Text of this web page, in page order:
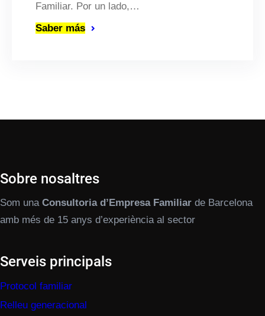
Familiar. Por un lado,…
Saber más
Sobre nosaltres
Som una Consultoria d’Empresa Familiar de Barcelona
amb més de 15 anys d’experiència al sector
Serveis principals
Protocol familiar
Relleu generacional